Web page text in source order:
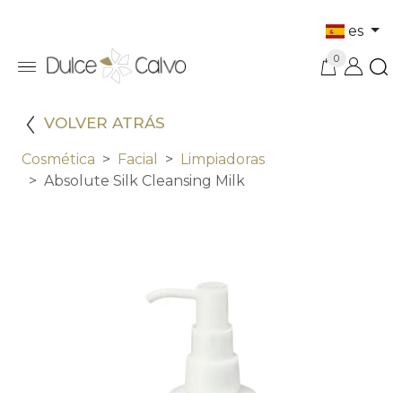
es
0
VOLVER ATRÁS
Cosmética Facial
Limpiadoras
Absolute Silk Cleansing Milk